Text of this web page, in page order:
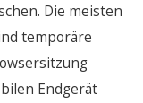
Die meisten
temporäre
Endgerät